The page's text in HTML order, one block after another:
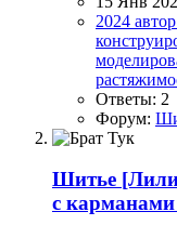
2024 автор
Ответы: 2
Форум:
Шитье
с карманами